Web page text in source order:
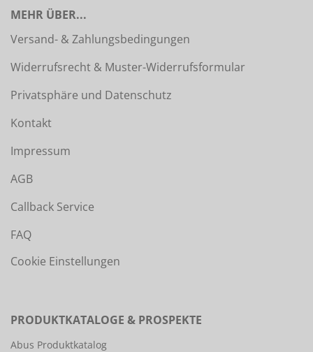
MEHR ÜBER...
Versand- & Zahlungsbedingungen
Widerrufsrecht & Muster-Widerrufsformular
Privatsphäre und Datenschutz
Kontakt
Impressum
AGB
Callback Service
FAQ
Cookie Einstellungen
PRODUKTKATALOGE & PROSPEKTE
Abus Produktkatalog